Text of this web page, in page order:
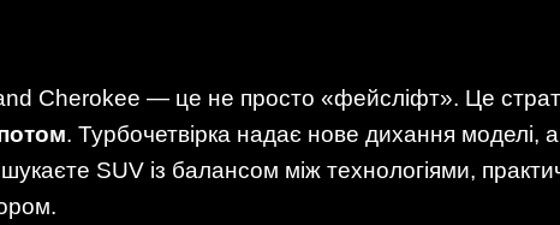
Cherokee — це не просто «фейсліфт». Це
. Турбочетвірка надає нове дихання моделі,
SUV із балансом між технологіями,